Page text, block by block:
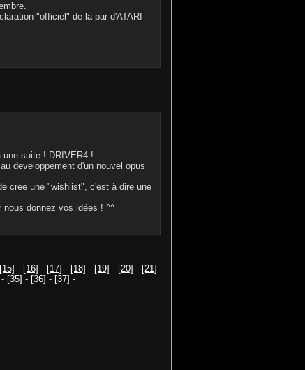
"officiel" de la par d'ATARI
une suite ! DRIVER4 !
developpement d'un nouvel opus
cree une "wishlist", c'est à dire une
nous donnez vos idées ! ^^
[15] - [16] - [17] - [18] - [19] - [20] - [21]
- [35] - [36] - [37] -